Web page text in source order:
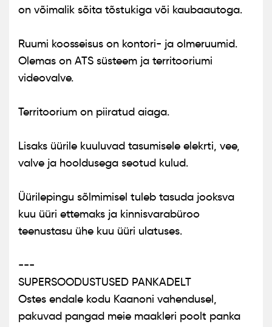
on võimalik sõita tõstukiga või kaubaautoga.
Ruumi koosseisus on kontori- ja olmeruumid.
Olemas on ATS süsteem ja territooriumi
videovalve.
Territoorium on piiratud aiaga.
Lisaks üürile kuuluvad tasumisele elekrti, vee,
valve ja hooldusega seotud kulud.
Üürilepingu sõlmimisel tuleb tasuda jooksva
kuu üüri ettemaks ja kinnisvarabüroo
teenustasu ühe kuu üüri ulatuses.
---
SUPERSOODUSTUSED PANKADELT
Ostes endale kodu Kaanoni vahendusel,
pakuvad pangad meie maakleri poolt panka